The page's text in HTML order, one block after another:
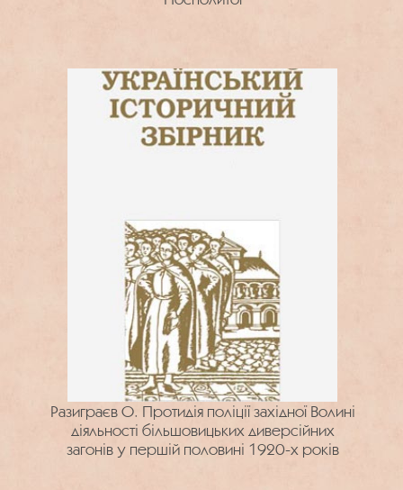
Разиграєв О. Протидія поліції західної Волині
діяльності більшовицьких диверсійних
загонів у першій половині 1920-х років